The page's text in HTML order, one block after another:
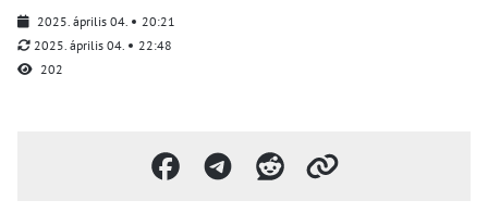
2025. április 04.
20:21
2025. április 04.
22:48
202